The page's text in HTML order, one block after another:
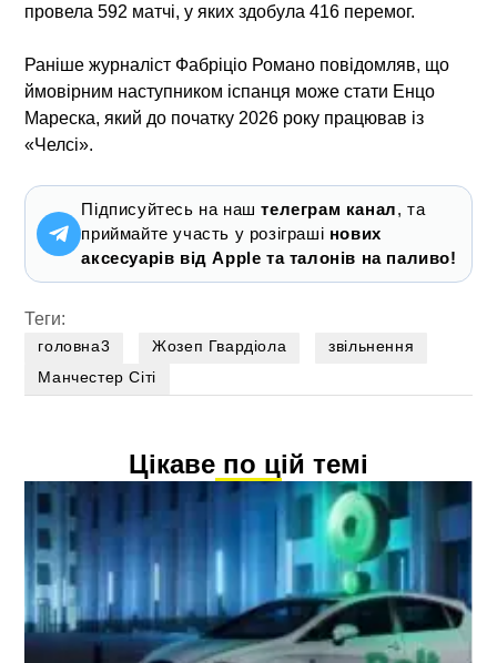
провела 592 матчі, у яких здобула 416 перемог.
Раніше журналіст Фабріціо Романо повідомляв, що
ймовірним наступником іспанця може стати Енцо
Мареска, який до початку 2026 року працював із
«Челсі».
Підписуйтесь на наштелеграм канал, та
приймайте участь у розіграші нових
аксесуарів від Apple та талонів на паливо!
Теги:
головна3 Жозеп Гвардіола
звільнення
Манчестер Сіті
Цікаве по цій темі